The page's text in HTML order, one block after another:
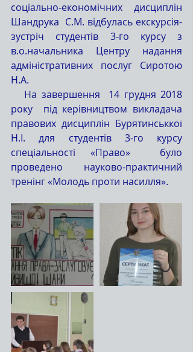
соціально-економічних дисциплін
Шандрука  С.М. відбулась екскурсія-
зустріч студентів 3-го курсу з
в.о.начальника Центру надання
адміністративних послуг Сиротою
Н.А.
року  під керівництвом викладача
правових дисциплін Бурятинськкої
Н.І. для студентів 3-го курсу
спеціальності «Право»  було
проведено науково-практичний
тренінг «Молодь проти насилля».